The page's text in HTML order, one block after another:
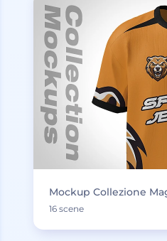
Mockup Collezione
16 scene